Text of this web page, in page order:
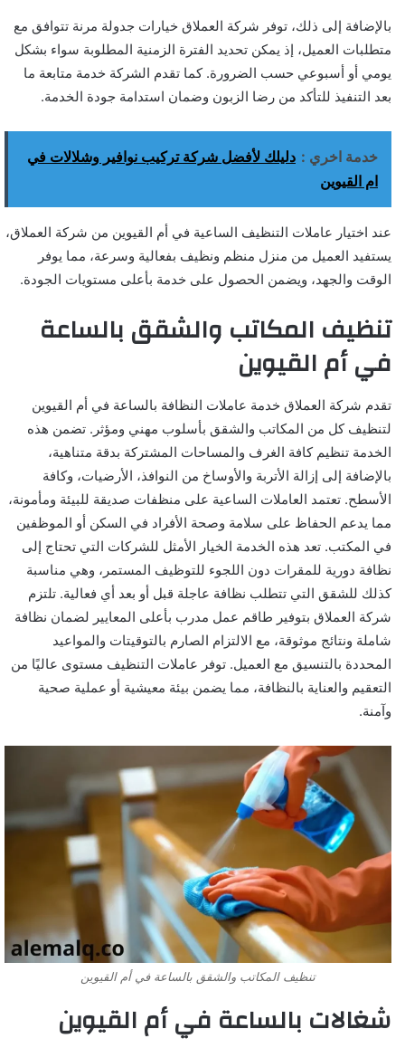
بالإضافة إلى ذلك، توفر شركة العملاق خيارات جدولة مرنة تتوافق مع
متطلبات العميل، إذ يمكن تحديد الفترة الزمنية المطلوبة سواء بشكل
يومي أو أسبوعي حسب الضرورة. كما تقدم الشركة خدمة متابعة ما
بعد التنفيذ للتأكد من رضا الزبون وضمان استدامة جودة الخدمة.
خدمة اخري : دليلك لأفضل شركة تركيب نوافير وشلالات في
ام القيوين
عند اختيار عاملات التنظيف الساعية في أم القيوين من شركة العملاق،
يستفيد العميل من منزل منظم ونظيف بفعالية وسرعة، مما يوفر
الوقت والجهد، ويضمن الحصول على خدمة بأعلى مستويات الجودة.
تنظيف المكاتب والشقق بالساعة
في أم القيوين
تقدم شركة العملاق خدمة عاملات النظافة بالساعة في أم القيوين
لتنظيف كل من المكاتب والشقق بأسلوب مهني ومؤثر. تضمن هذه
الخدمة تنظيم كافة الغرف والمساحات المشتركة بدقة متناهية،
بالإضافة إلى إزالة الأتربة والأوساخ من النوافذ، الأرضيات، وكافة
الأسطح. تعتمد العاملات الساعية على منظفات صديقة للبيئة ومأمونة،
مما يدعم الحفاظ على سلامة وصحة الأفراد في السكن أو الموظفين
في المكتب. تعد هذه الخدمة الخيار الأمثل للشركات التي تحتاج إلى
نظافة دورية للمقرات دون اللجوء للتوظيف المستمر، وهي مناسبة
كذلك للشقق التي تتطلب نظافة عاجلة قبل أو بعد أي فعالية. تلتزم
شركة العملاق بتوفير طاقم عمل مدرب بأعلى المعايير لضمان نظافة
شاملة ونتائج موثوقة، مع الالتزام الصارم بالتوقيتات والمواعيد
المحددة بالتنسيق مع العميل. توفر عاملات التنظيف مستوى عاليًا من
التعقيم والعناية بالنظافة، مما يضمن بيئة معيشية أو عملية صحية
وآمنة.
تنظيف المكاتب والشقق بالساعة في أم القيوين
شغالات بالساعة في أم القيوين